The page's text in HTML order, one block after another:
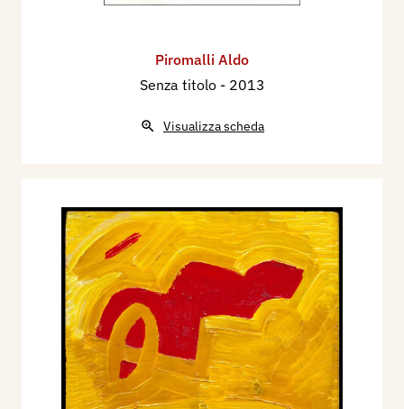
Piromalli Aldo
Senza titolo - 2013
Visualizza scheda